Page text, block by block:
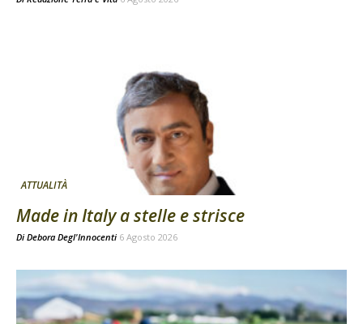
ATTUALITÀ
Made in Italy a stelle e strisce
Di Debora Degl'Innocenti 6 Agosto 2026